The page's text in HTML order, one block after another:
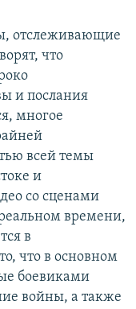
отслеживающие
что
и послания
многое
всей темы
и
со сценами
времени,
в
что в основном
боевиками
войны, а также